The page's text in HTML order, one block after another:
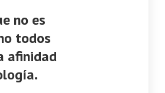
no es
todos
afinidad